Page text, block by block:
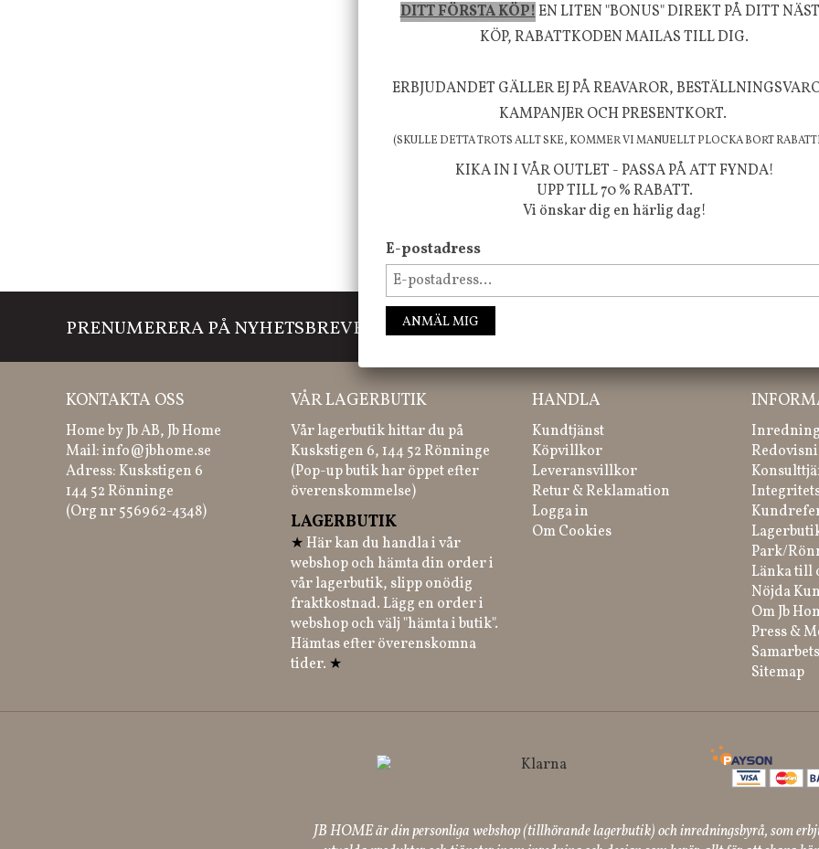
välmående!
FÖLJ OSS PÅ INSTAGRAM @JBHOME
PRENUMERERA PÅ NYHETSBREVET Missa inte våra nyheter, kampanjer och roliga happenings!
KONTAKTA OSS
Home by Jb AB, Jb Home
Mail:info@jbhome.se
Adress: Kuskstigen 6
144 52 Rönninge
(Org nr 556962-4348)
VÅR LAGERBUTIK
Vår lagerbutik hittar du på
Kuskstigen 6, 144 52 Rönninge
(Pop-up butik har öppet efter
överenskommelse)
LAGERBUTIK
★ Här kan du handla i vår
webshop och hämta din order i
vår lagerbutik, slipp onödig
fraktkostnad. Lägg en order i
webshop och välj "hämta i butik".
Hämtas efter överenskomna
tider. ★
HANDLA
Kundtjänst
Köpvillkor
Leveransvillkor
Retur & Reklamation
Logga in
Om Cookies
Park/
Länka till
Nöjda
Om Jb
Press &
Sitemap
JB HOME är din personliga webshop (tillhörande lagerbutik) och inredningsbyrå, som
DITT FÖRSTA KÖP!EN LITEN "BONUS" DIREKT PÅ DITT
KÖP, RABATTKODEN MAILAS TILL DIG.
ERBJUDANDET GÄLLER EJ PÅ REAVAROR,
KAMPANJER OCH PRESENTKORT.
(SKULLE DETTA TROTS ALLT SKE, KOMMER VI MANUELLT PLOCKA BORT
KIKA IN I VÅR OUTLET - PASSA PÅ ATT FYNDA!
UPP TILL 70 % RABATT.
Vi önskar dig en härlig dag!
E-postadress
ANMÄL MIG